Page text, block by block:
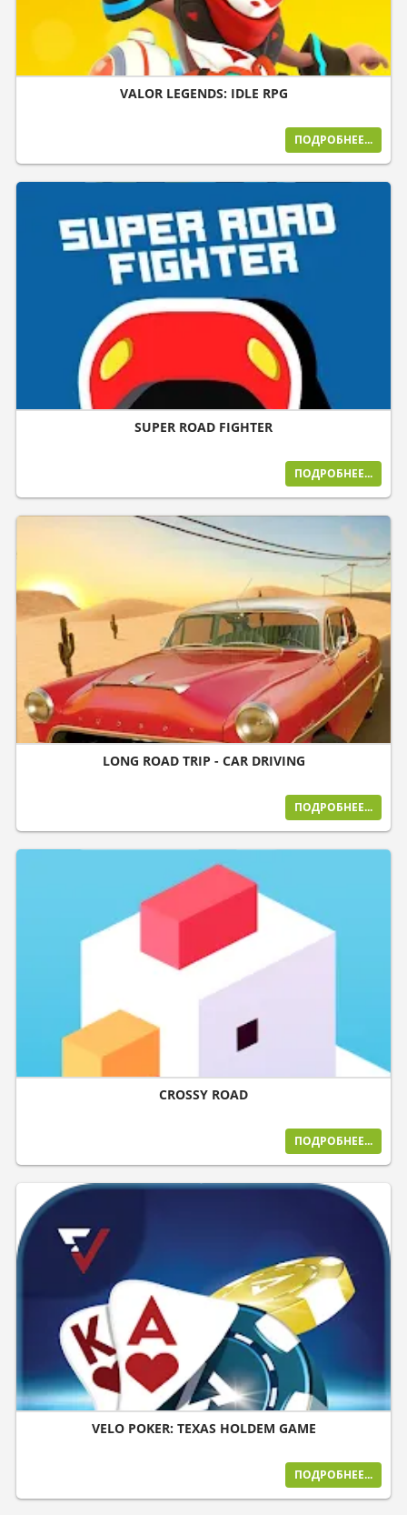
VALOR LEGENDS: IDLE RPG
ПОДРОБНЕЕ...
SUPER ROAD FIGHTER
ПОДРОБНЕЕ...
LONG ROAD TRIP - CAR DRIVING
ПОДРОБНЕЕ...
CROSSY ROAD
ПОДРОБНЕЕ...
VELO POKER: TEXAS HOLDEM GAME
ПОДРОБНЕЕ...